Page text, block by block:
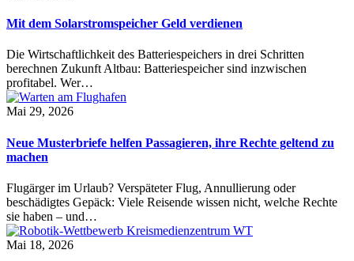
Mit dem Solarstromspeicher Geld verdienen
Die Wirtschaftlichkeit des Batteriespeichers in drei Schritten
berechnen Zukunft Altbau: Batteriespeicher sind inzwischen
profitabel. Wer…
Mai 29, 2026
Neue Musterbriefe helfen Passagieren, ihre Rechte geltend zu
machen
Flugärger im Urlaub? Verspäteter Flug, Annullierung oder
beschädigtes Gepäck: Viele Reisende wissen nicht, welche Rechte
sie haben – und…
Mai 18, 2026